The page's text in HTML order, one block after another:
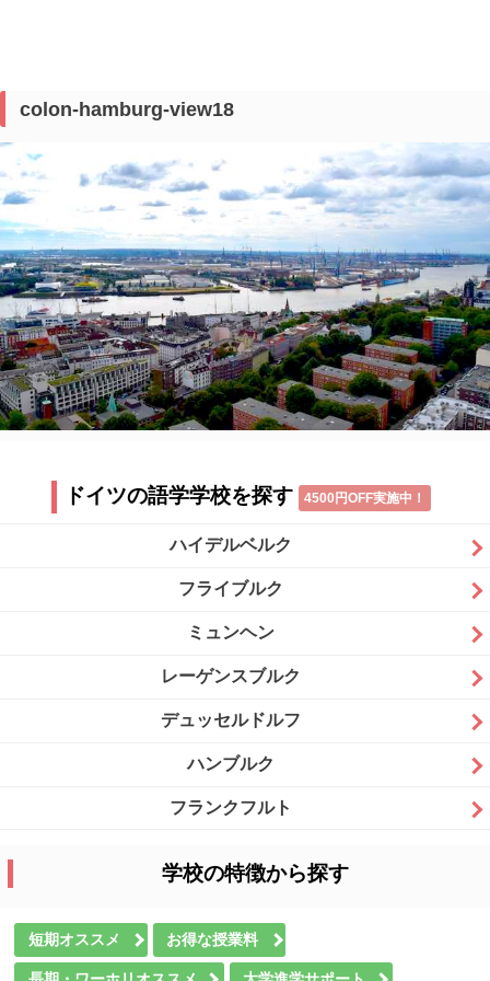
colon-hamburg-view18
ドイツの語学学校を探す 4500円OFF実施中！
ハイデルベルク
フライブルク
ミュンヘン
レーゲンスブルク
デュッセルドルフ
ハンブルク
フランクフルト
学校の特徴から探す
短期オススメ お得な授業料